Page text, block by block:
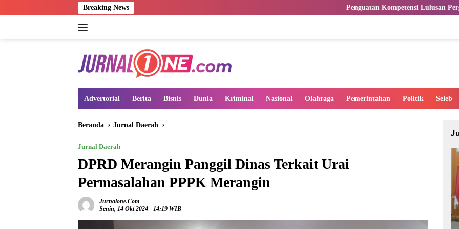
ke
Breaking News Penguatan Kompetensi Lulusan Perguruan Tinggi
Advertorial Berita Bisnis Dunia Kriminal Nasional Olahraga Pemerintahan Politik Seleb
Beranda Jurnal Daerah
Jurnal Daerah
DPRD Merangin Panggil Dinas Terkait Urai
Permasalahan PPPK Merangin
Jurnalone.com
Senin, 14 Okt 2024 - 14:19 WIB